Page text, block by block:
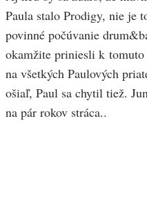
Paula stalo Prodigy, nie je
povinné počúvanie
okamžite priniesli k
na všetkých Paulových
ošiaľ, Paul sa chytil tiež.
na pár rokov stráca..